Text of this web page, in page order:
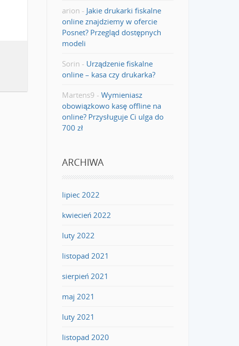
arion - Jakie drukarki fiskalne
online znajdziemy w ofercie
Posnet? Przegląd dostępnych
modeli
Sorin - Urządzenie fiskalne
online – kasa czy drukarka?
Martens9 - Wymieniasz
obowiązkowo kasę offline na
online? Przysługuje Ci ulga do
700 zł
ARCHIWA
lipiec 2022
kwiecień 2022
luty 2022
listopad 2021
sierpień 2021
maj 2021
luty 2021
listopad 2020